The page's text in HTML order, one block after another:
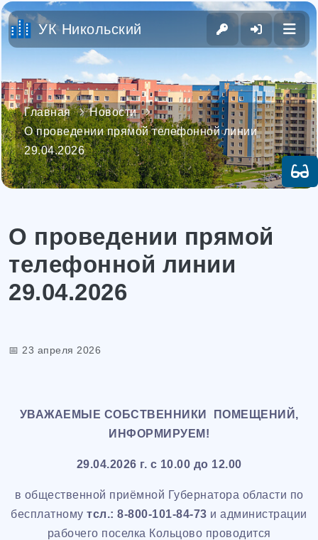
УК Никольский
Главная
Новости
О проведении прямой телефонной линии
29.04.2026
О проведении прямой
телефонной линии
29.04.2026
📅 23 апреля 2026
УВАЖАЕМЫЕ СОБСТВЕННИКИ ПОМЕЩЕНИЙ ,
ИНФОРМИРУЕМ !
29.04.2026 г. с 10.00 до 12.00
в общественной приёмной Губернатора области по
бесплатномутcл.: 8-800-101-84-73 и администрации
рабочего поселка Кольцово проводится